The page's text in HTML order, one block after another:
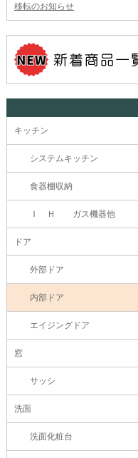
移転のお知らせ
キッチン
システムキッチン
食器棚収納
Ｉ Ｈ ガス機器他
ドア
外部ドア
内部ドア
エイジングドア
窓
サッシ
洗面
洗面化粧台